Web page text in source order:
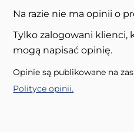
Na razie nie ma opinii o
Tylko zalogowani
mogą napisać opinię.
Opinie są publikowane na
Polityce opinii.